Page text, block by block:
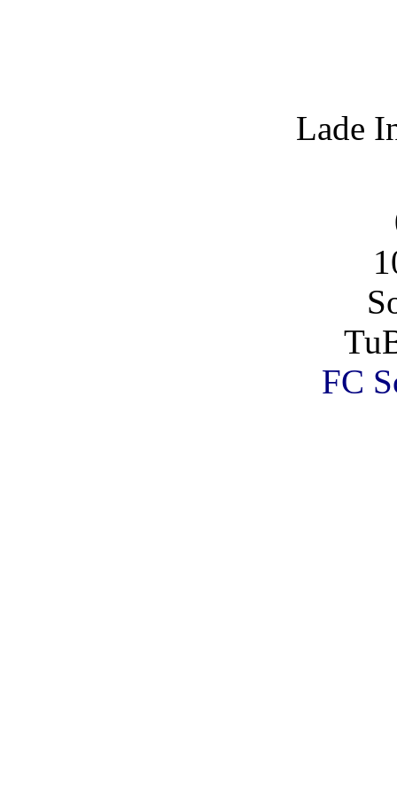
Lade
FC